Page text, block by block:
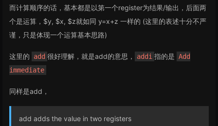
而计算顺序的话，基本都是以第一个register为结果/输出，后面两
个是运算，$y, $x, $z就如同 y=x+z 一样的 (这里的表述十分不严
谨，只是体现一个运算基本思路)
这里的 add 很好理解，就是add的意思， addi 指的是 Add
immediate
同样是add，
add adds the value in two registers